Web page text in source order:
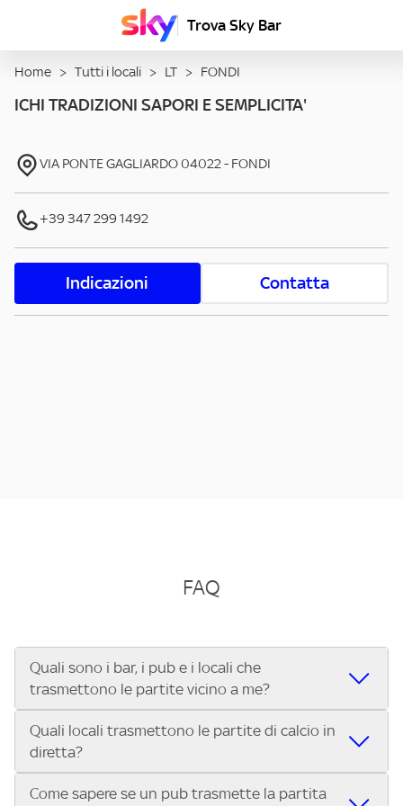
Trova Sky Bar
Home > Tutti i locali > LT > FONDI
ICHI TRADIZIONI SAPORI E SEMPLICITA'
VIA PONTE GAGLIARDO 04022- FONDI
+39 347 299 1492
Indicazioni Contatta
FAQ
Quali sono i bar, i pub e i locali che
trasmettono le partite vicino a me?
Se cerchi un bar, pub, ristorante o locale vicino a te per
vedere le partite di Serie A ENILIVE, la Serie C Sky Wifi, la
UEFA Champions League, la UEFA Europa League, la UEFA
Conference League, il Tennis, la Formula 1®, la MotoGP™ e
Quali locali trasmettono le partite di calcio in
diretta?
Vuoi sapere quali bar, pub o ristoranti mostrano le partite
Come sapere se un pub trasmette la partita